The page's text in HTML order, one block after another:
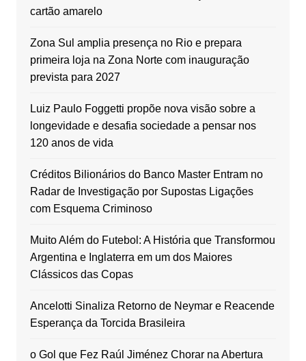
cartão amarelo
Zona Sul amplia presença no Rio e prepara
primeira loja na Zona Norte com inauguração
prevista para 2027
Luiz Paulo Foggetti propõe nova visão sobre a
longevidade e desafia sociedade a pensar nos
120 anos de vida
Créditos Bilionários do Banco Master Entram no
Radar de Investigação por Supostas Ligações
com Esquema Criminoso
Muito Além do Futebol: A História que Transformou
Argentina e Inglaterra em um dos Maiores
Clássicos das Copas
Ancelotti Sinaliza Retorno de Neymar e Reacende
Esperança da Torcida Brasileira
o Gol que Fez Raúl Jiménez Chorar na Abertura